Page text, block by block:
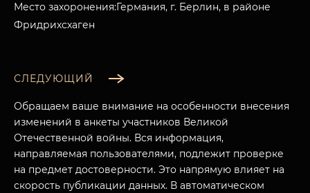
Место захоронения:Германия, г. Берлин, в районе
Фридрихсхаген
СЛЕДУЮЩИЙ
Обращаем ваше внимание на особенности внесения
изменений в анкеты участников Великой
Отечественной войны. Вся информация,
направляемая пользователями, подлежит проверке
на предмет достоверности. Это напрямую влияет на
скорость публикации данных. В автоматическом